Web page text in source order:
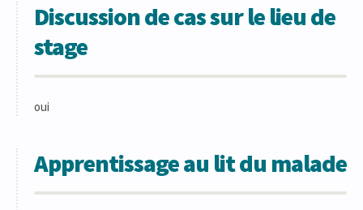
Discussion de cas sur le lieu de
stage
oui
Apprentissage au lit du malade